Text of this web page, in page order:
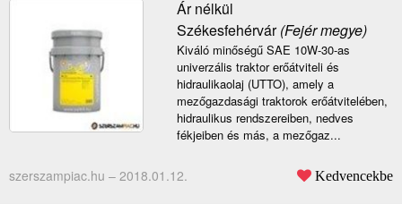
Ár nélkül
Székesfehérvár(Fejér megye)
Kiváló minőségű SAE 10W-30-as
univerzális traktor erőátviteli és
hidraulikaolaj (UTTO), amely a
mezőgazdasági traktorok erőátvitelében,
hidraulikus rendszereiben, nedves
fékjeiben és más, a mezőgaz...
szerszampiac.hu – 2018.01.12. Kedvencekbe